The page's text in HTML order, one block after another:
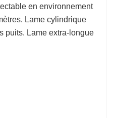
en environnement
Lame cylindrique
puits. Lame extra-longue